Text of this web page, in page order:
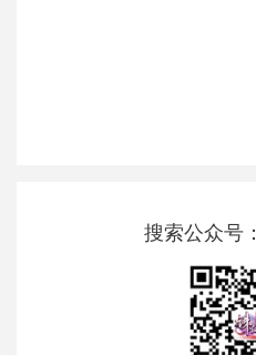
搜索公众号：